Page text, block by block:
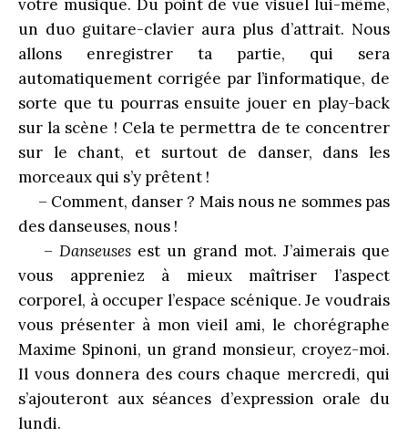
votre musique. Du point de vue visuel lui-même,
un duo guitare-clavier aura plus d’attrait. Nous
allons enregistrer ta partie, qui sera
automatiquement corrigée par l’informatique, de
sorte que tu pourras ensuite jouer en play-back
sur la scène ! Cela te permettra de te concentrer
sur le chant, et surtout de danser, dans les
morceaux qui s’y prêtent !
– Comment, danser ? Mais nous ne sommes pas
des danseuses, nous !
– Danseuses est un grand mot. J’aimerais que
vous appreniez à mieux maîtriser l’aspect
corporel, à occuper l’espace scénique. Je voudrais
vous présenter à mon vieil ami, le chorégraphe
Maxime Spinoni, un grand monsieur, croyez-moi.
Il vous donnera des cours chaque mercredi, qui
s’ajouteront aux séances d’expression orale du
lundi.